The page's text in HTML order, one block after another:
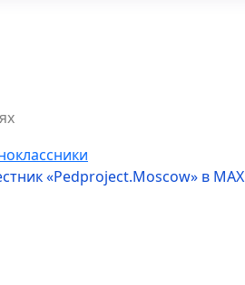
«Pedproject.Moscow» в MAX